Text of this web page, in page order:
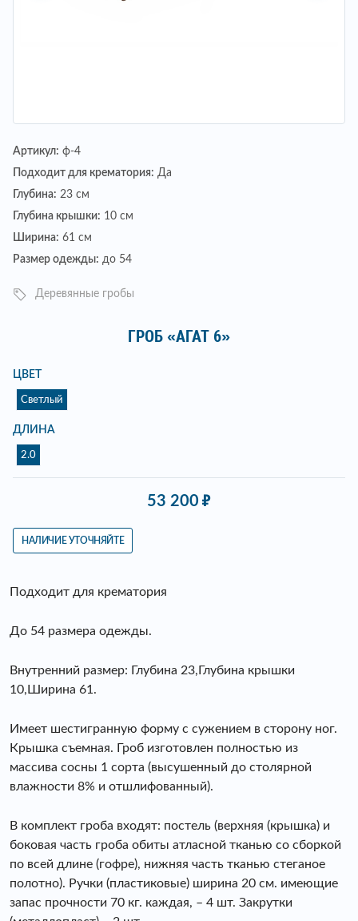
Артикул: ф-4
Подходит для крематория: Да
Глубина: 23 см
Глубина крышки: 10 см
Ширина: 61 см
Размер одежды: до 54
Деревянные гробы
ГРОБ «АГАТ 6»
ЦВЕТ
Светлый
ДЛИНА
2.0
53 200
НАЛИЧИЕ УТОЧНЯЙТЕ
Подходит для крематория
До 54 размера одежды.
Внутренний размер: Глубина 23,Глубина крышки
10,Ширина 61.
Имеет шестигранную форму с сужением в сторону ног.
Крышка съемная. Гроб изготовлен полностью из
массива сосны 1 сорта (высушенный до столярной
влажности 8% и отшлифованный).
В комплект гроба входят: постель (верхняя (крышка) и
боковая часть гроба обиты атласной тканью со сборкой
по всей длине (гофре), нижняя часть тканью стеганое
полотно). Ручки (пластиковые) ширина 20 см. имеющие
запас прочности 70 кг. каждая, – 4 шт. Закрутки